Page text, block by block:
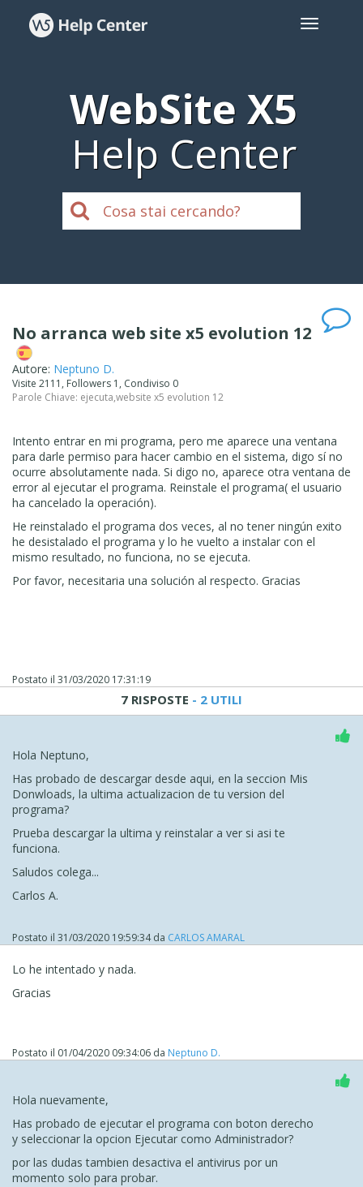
WebSite X5
Help Center
No arranca web site x5 evolution 12
Autore: Neptuno D.
Visite 2111, Followers 1, Condiviso 0
Parole Chiave: ejecuta,website x5 evolution 12
Intento entrar en mi programa, pero me aparece una ventana
para darle permiso para hacer cambio en el sistema, digo sí no
ocurre absolutamente nada. Si digo no, aparece otra ventana de
error al ejecutar el programa. Reinstale el programa( el usuario
ha cancelado la operación).
He reinstalado el programa dos veces, al no tener ningún exito
he desistalado el programa y lo he vuelto a instalar con el
mismo resultado, no funciona, no se ejecuta.
Por favor, necesitaria una solución al respecto. Gracias
Postato il 31/03/2020 17:31:19
7 RISPOSTE - 2 UTILI
Hola Neptuno,
Has probado de descargar desde aqui, en la seccion Mis
Donwloads, la ultima actualizacion de tu version del
programa?
Prueba descargar la ultima y reinstalar a ver si asi te
funciona.
Saludos colega...
Carlos A.
Postato il 31/03/2020 19:59:34da CARLOS AMARAL
Lo he intentado y nada.
Gracias
Postato il 01/04/2020 09:34:06 da Neptuno D.
Hola nuevamente,
Has probado de ejecutar el programa con boton derecho
y seleccionar la opcion Ejecutar como Administrador?
por las dudas tambien desactiva el antivirus por un
momento solo para probar.